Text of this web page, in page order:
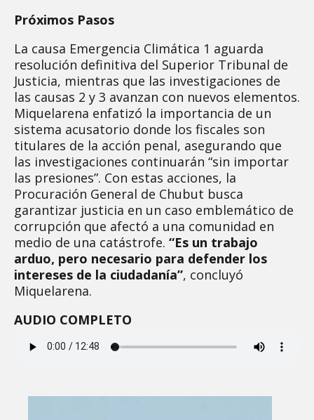
Próximos Pasos
La causa Emergencia Climática 1 aguarda
resolución definitiva del Superior Tribunal de
Justicia, mientras que las investigaciones de
las causas 2 y 3 avanzan con nuevos elementos.
Miquelarena enfatizó la importancia de un
sistema acusatorio donde los fiscales son
titulares de la acción penal, asegurando que
las investigaciones continuarán “sin importar
las presiones”. Con estas acciones, la
Procuración General de Chubut busca
garantizar justicia en un caso emblemático de
corrupción que afectó a una comunidad en
medio de una catástrofe. “Es un trabajo
arduo, pero necesario para defender los
intereses de la ciudadanía”, concluyó
Miquelarena.
AUDIO COMPLETO